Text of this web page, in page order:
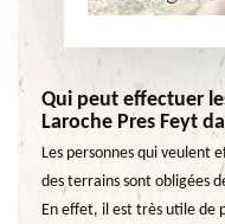
Qui peut effectuer
Laroche Pres Feyt
Les personnes qui veulent
des terrains sont obligées
En effet, il est très utile de